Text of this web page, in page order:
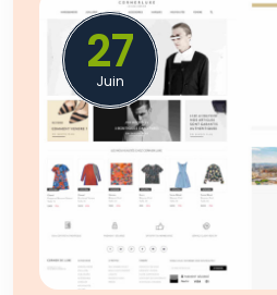
27
Juin